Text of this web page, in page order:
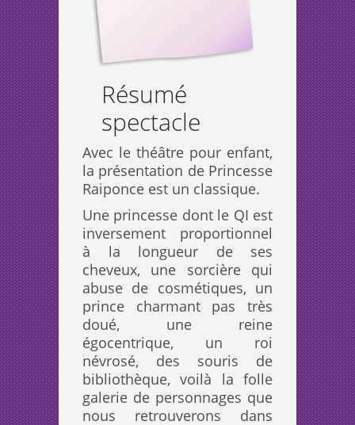
Résumé
spectacle
Avec le théâtre pour enfant,
la présentation de Princesse
Raiponce est un classique.
Une princesse dont le QI est
inversement proportionnel
à la longueur de ses
cheveux, une sorcière qui
abuse de cosmétiques, un
prince charmant pas très
doué, une reine
égocentrique, un roi
névrosé, des souris de
bibliothèque, voilà la folle
galerie de personnages que
nous retrouverons dans